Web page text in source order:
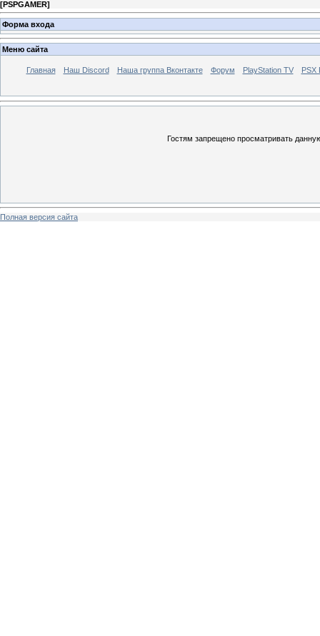
[PSPGAMER]
Форма входа
Меню сайта
Главная Наш Discord Наша группа Вконтакте Форум PlayStation TV PSX
Гостям запрещено просматривать
Полная версия сайта